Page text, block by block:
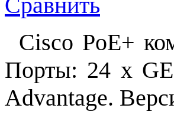
Cisco PoE+
Порты: 24 x
Advantage.